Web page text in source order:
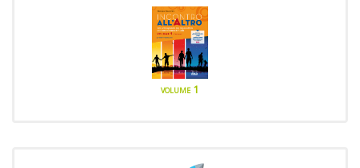
volume 1